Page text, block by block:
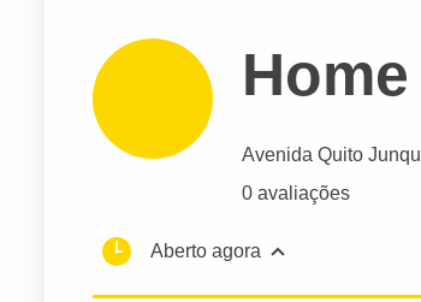
Avenida Quito
0 avaliações
Aberto agora